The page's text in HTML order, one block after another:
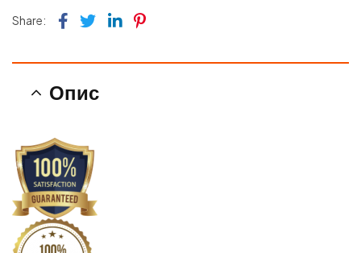
Share: Facebook
TwitterLinkedin
Pinterest
Опис